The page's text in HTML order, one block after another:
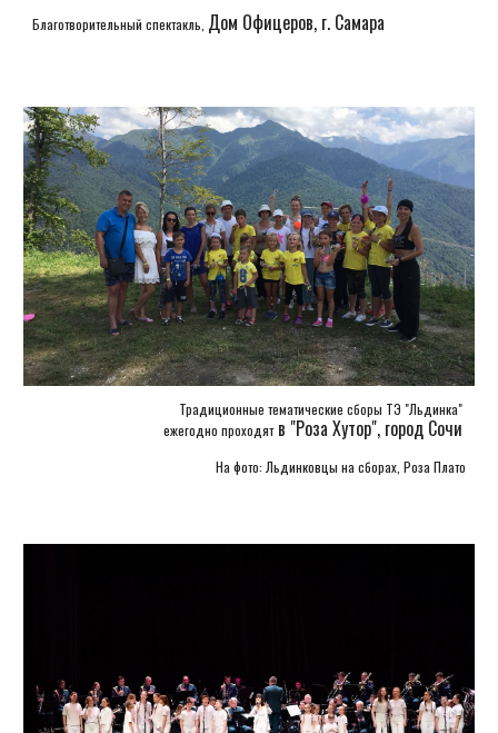
Благотворительный спектакль, Дом Офицеров, г. Самара
Традиционные тематические сборы ТЭ "Льдинка"
ежегодно проходятв "Роза Хутор", город Сочи
На фото: Льдинковцы на сборах, Роза Плато